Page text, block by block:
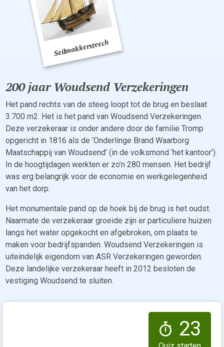
200 jaar Woudsend Verzekeringen
Het pand rechts van de steeg loopt tot de brug en beslaat
3.700 m2. Het is het pand van Woudsend Verzekeringen.
Deze verzekeraar is onder andere door de familie Tromp
opgericht in 1816 als de ‘Onderlinge Brand Waarborg
Maatschappij van Woudsend’ (in de volksmond ‘het kantoor’).
In de hoogtijdagen werkten er zo’n 280 mensen. Het bedrijf
was erg belangrijk voor de economie en werkgelegenheid
van het dorp.
Het monumentale pand op de hoek bij de brug is het oudst.
Naarmate de verzekeraar groeide zijn er particuliere huizen
langs het water opgekocht en afgebroken, om plaats te
maken voor bedrijfspanden. Woudsend Verzekeringen is
uiteindelijk eigendom van ASR Verzekeringen geworden.
Deze landelijke verzekeraar heeft in 2012 besloten de
vestiging Woudsend te sluiten.
23